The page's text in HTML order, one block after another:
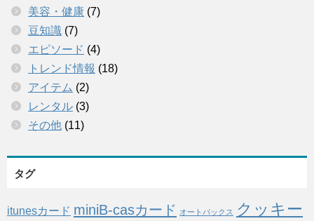
美容・健康 (7)
豆知識 (7)
エピソード (4)
トレンド情報 (18)
アイテム (2)
レンタル (3)
その他 (11)
タグ
itunesカード miniB-casカード オートバックス
クッキー